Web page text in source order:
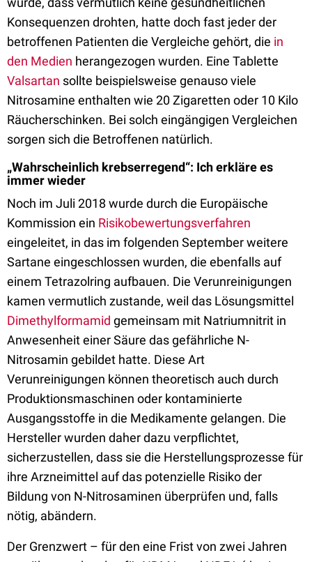
Konsequenzen drohten, hatte doch fast jeder der
betroffenen Patienten die Vergleiche gehört, die in
den Medien herangezogen wurden. Eine Tablette
Valsartan sollte beispielsweise genauso viele
Nitrosamine enthalten wie 20 Zigaretten oder 10 Kilo
Räucherschinken. Bei solch eingängigen Vergleichen
sorgen sich die Betroffenen natürlich.
„Wahrscheinlich krebserregend“: Ich erkläre es
immer wieder
Noch im Juli 2018 wurde durch die Europäische
Kommission ein Risikobewertungsverfahren
eingeleitet, in das im folgenden September weitere
Sartane eingeschlossen wurden, die ebenfalls auf
einem Tetrazolring aufbauen. Die Verunreinigungen
kamen vermutlich zustande, weil das Lösungsmittel
Dimethylformamid gemeinsam mit Natriumnitrit in
Anwesenheit einer Säure das gefährliche N-
Nitrosamin gebildet hatte. Diese Art
Verunreinigungen können theoretisch auch durch
Produktionsmaschinen oder kontaminierte
Ausgangsstoffe in die Medikamente gelangen. Die
Hersteller wurden daher dazu verpflichtet,
sicherzustellen, dass sie die Herstellungsprozesse für
ihre Arzneimittel auf das potenzielle Risiko der
Bildung von N-Nitrosaminen überprüfen und, falls
nötig, abändern.
Der Grenzwert – für den eine Frist von zwei Jahren